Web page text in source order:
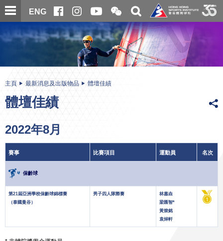
跳
至
內
ENG
開
合
微
信
二
維
碼
關
搜
尋
内
主頁 最新消息及出版物品 體壇佳績
體壇佳績
2022年8月
賽事 比賽項目 運動員 名次
保齡球
第21屆亞洲學校保齡球錦標賽
（泰國曼谷）
男子四人隊際賽
林嘉垚
梁匯智*
黃焌銘
袁焯軒